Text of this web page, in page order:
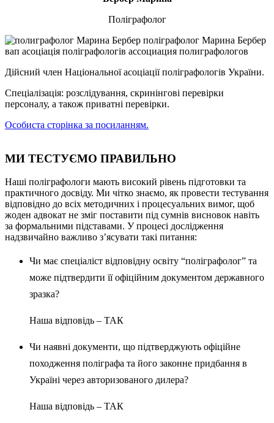
Поліграфолог
Дійсний член Національної асоціації поліграфологів України.
Спеціалізація: розслідування, скринінгові перевірки
персоналу, а також приватні перевірки.
Особиста сторінка за посиланням.
МИ ТЕСТУЄМО ПРАВИЛЬНО
Наші поліграфологи мають високий рівень підготовки та
практичного досвіду. Ми чітко знаємо, як провести тестування
відповідно до всіх методичних і процесуальних вимог, щоб
жоден адвокат не зміг поставити під сумнів висновок навіть
за формальними підставами. У процесі дослідження
надзвичайно важливо з’ясувати такі питання:
Чи має спеціаліст відповідну освіту “поліграфолог” та
може підтвердити її офіційним документом державного
зразка?
Наша відповідь – ТАК
Чи наявні документи, що підтверджують офіційне
походження поліграфа та його законне придбання в
Україні через авторизованого дилера?
Наша відповідь – ТАК